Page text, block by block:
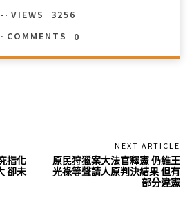
VIEWS
3256
COMMENTS
0
指化
卻未
NEXT ARTICLE
原民狩獵案大法官釋憲 仍維王
光祿等聲請人原判決結果 但有
部分違憲